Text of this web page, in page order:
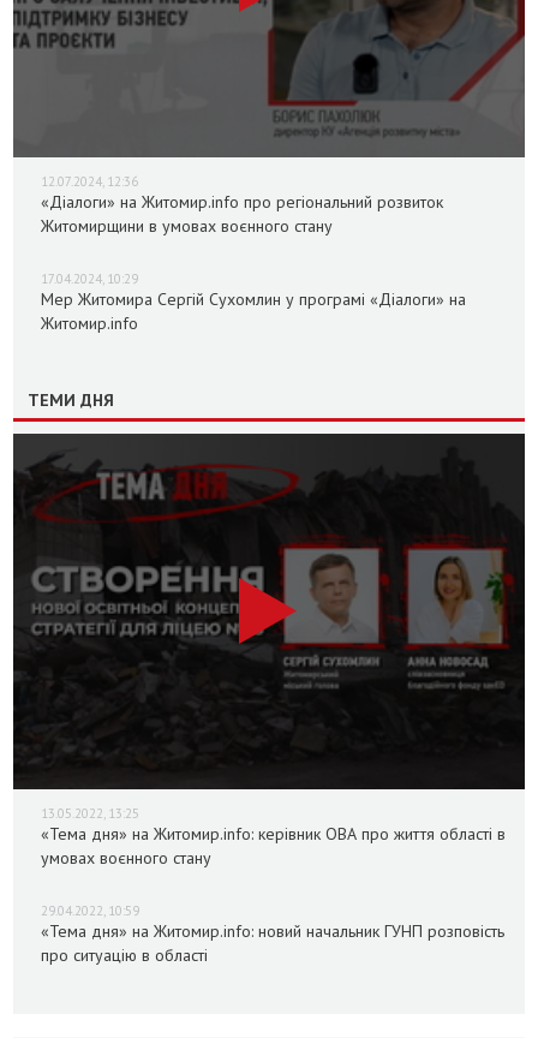
12.07.2024, 12:36
«Діалоги» на Житомир.info про регіональний розвиток
Житомирщини в умовах воєнного стану
17.04.2024, 10:29
Мер Житомира Сергій Сухомлин у програмі «Діалоги» на
Житомир.info
ТЕМИ ДНЯ
13.05.2022, 13:25
«Тема дня» на Житомир.info: керівник ОВА про життя області в
умовах воєнного стану
29.04.2022, 10:59
«Тема дня» на Житомир.info: новий начальник ГУНП розповість
про ситуацію в області